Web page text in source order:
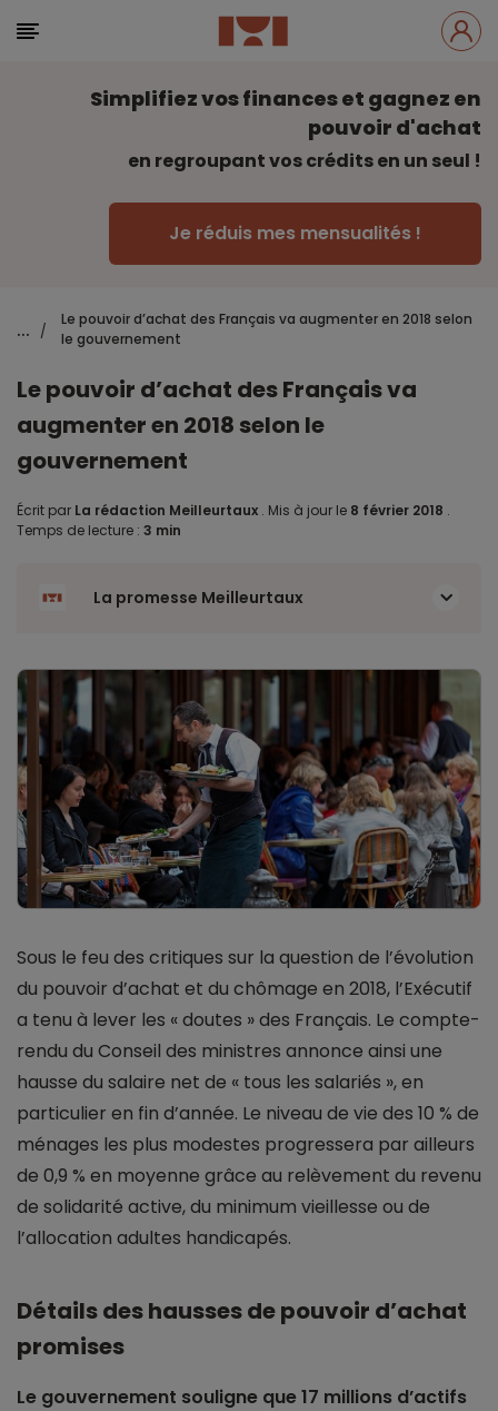
Simplifiez vos finances et gagnez en
pouvoir d'achat
en regroupant vos crédits en un seul !
Je réduis mes mensualités !
... /
Le pouvoir d’achat des Français va augmenter en 2018 selon
le gouvernement
Le pouvoir d’achat des Français va
augmenter en 2018 selon le
gouvernement
Écrit par La rédaction Meilleurtaux . Mis à jour le 8 février 2018 .
Temps de lecture : 3 min
La promesse Meilleurtaux
Sous le feu des critiques sur la question de l’évolution
du pouvoir d’achat et du chômage en 2018, l’Exécutif
a tenu à lever les « doutes » des Français. Le compte-
rendu du Conseil des ministres annonce ainsi une
hausse du salaire net de « tous les salariés », en
particulier en fin d’année. Le niveau de vie des 10 % de
ménages les plus modestes progressera par ailleurs
de 0,9 % en moyenne grâce au relèvement du revenu
de solidarité active, du minimum vieillesse ou de
l’allocation adultes handicapés.
Détails des hausses de pouvoir d’achat
promises
Le gouvernement souligne que 17 millions d’actifs